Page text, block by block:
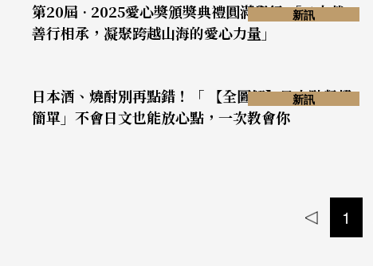
第20屆 · 2025愛心獎頒獎典禮圓滿舉行 「二十載
善行相承，凝聚跨越山海的愛心力量」
新訊
日本酒、燒酎別再點錯！「 【全圖解】日本點餐超
簡單」不會日文也能放心點，一次教會你
新訊
1